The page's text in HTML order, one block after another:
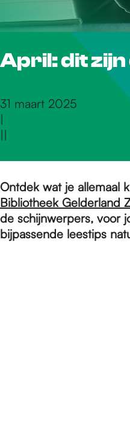
April: dit
31 maart 2025
|
||
Ontdek wat je allemaal
Bibliotheek Gelderland
de schijnwerpers, voor
bijpassende leestips